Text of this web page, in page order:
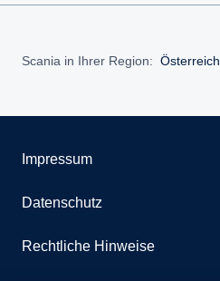
Scania in Ihrer Region: Österreich
Impressum
Datenschutz
Rechtliche Hinweise